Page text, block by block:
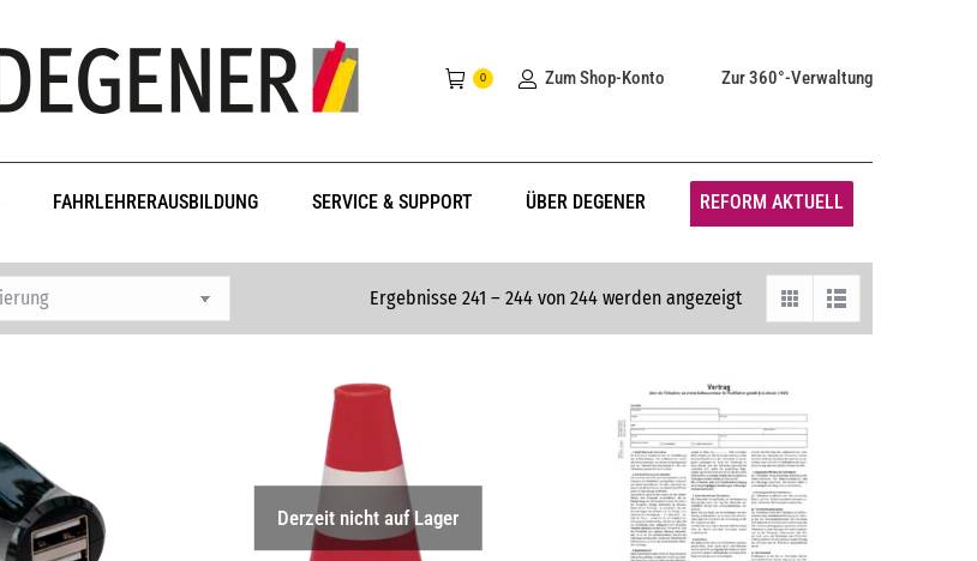
0 Zum Shop-Konto Zur 360°-Verwaltung
FAHRLEHRERAUSBILDUNG SERVICE & SUPPORT ÜBER DEGENER REFORM AKTUELL
Ergebnisse 241 – 244 von 244 werden angezeigt
Derzeit nicht auf Lager